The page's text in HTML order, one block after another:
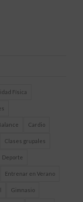
Física
Cardio
Clases grupales
Deporte
Entrenar en Verano
Gimnasio